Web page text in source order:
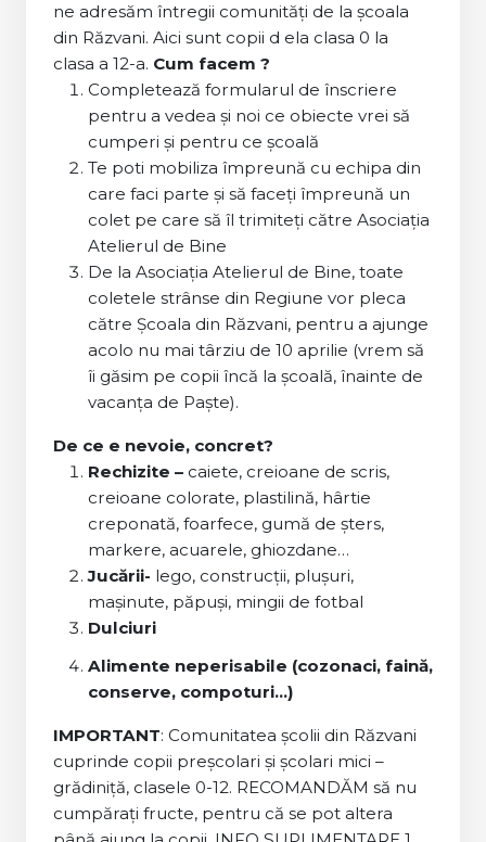
ne adresăm întregii comunități de la școala
din Răzvani. Aici sunt copii d ela clasa 0 la
clasa a 12-a. Cum facem ?
Completează formularul de înscriere
pentru a vedea și noi ce obiecte vrei să
cumperi și pentru ce școală
Te poti mobiliza împreună cu echipa din
care faci parte și să faceți împreună un
colet pe care să îl trimiteți către Asociația
Atelierul de Bine
De la Asociația Atelierul de Bine, toate
coletele strânse din Regiune vor pleca
către Școala din Răzvani, pentru a ajunge
acolo nu mai târziu de 10 aprilie (vrem să
îi găsim pe copii încă la școală, înainte de
vacanța de Paște).
De ce e nevoie, concret?
Rechizite – caiete, creioane de scris,
creioane colorate, plastilină, hârtie
creponată, foarfece, gumă de șters,
markere, acuarele, ghiozdane…
Jucării- lego, construcții, plușuri,
mașinute, păpuși, mingii de fotbal
Dulciuri
Alimente neperisabile (cozonaci, faină,
conserve, compoturi...)
IMPORTANT: Comunitatea școlii din Răzvani
cuprinde copii preșcolari și școlari mici –
grădiniță, clasele 0-12. RECOMANDĂM să nu
cumpărați fructe, pentru că se pot altera